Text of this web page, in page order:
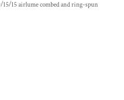
15/15airlumecombed and ring-spun